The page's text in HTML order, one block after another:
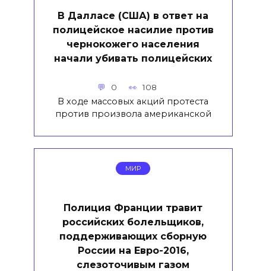
В Далласе (США) в ответ на
полицейское насилие против
чернокожего населения
начали убивать полицейских
0 108
В ходе массовых акций протеста
против произвола американской
МИР
Полиция Франции травит
российских болельщиков,
поддерживающих сборную
России на Евро-2016,
слезоточивым газом